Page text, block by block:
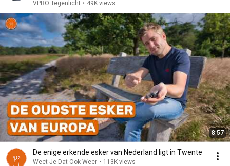
VPRO Tegenlicht • 49K views
8:57
De enige erkende esker van Nederland ligt in Twente
Weet Je Dat Ook Weer • 113K views